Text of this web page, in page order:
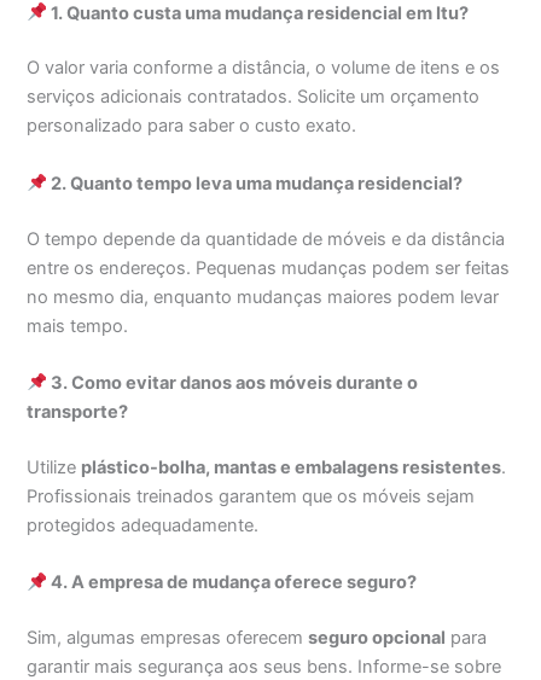
1. Quanto custa uma mudança residencial em Itu?
O valor varia conforme a distância, o volume de itens e os
serviços adicionais contratados. Solicite um orçamento
personalizado para saber o custo exato.
2. Quanto tempo leva uma mudança residencial?
O tempo depende da quantidade de móveis e da distância
entre os endereços. Pequenas mudanças podem ser feitas
no mesmo dia, enquanto mudanças maiores podem levar
mais tempo.
3. Como evitar danos aos móveis durante o
transporte?
Utilize plástico-bolha, mantas e embalagens resistentes.
Profissionais treinados garantem que os móveis sejam
protegidos adequadamente.
4. A empresa de mudança oferece seguro?
Sim, algumas empresas oferecemseguro opcional para
garantir mais segurança aos seus bens. Informe-se sobre